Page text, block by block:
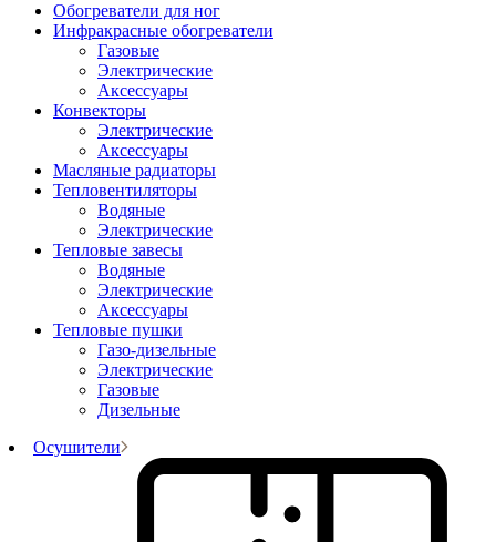
Обогреватели для ног
Инфракрасные обогреватели
Газовые
Электрические
Аксессуары
Конвекторы
Электрические
Аксессуары
Масляные радиаторы
Тепловентиляторы
Водяные
Электрические
Тепловые завесы
Водяные
Электрические
Аксессуары
Тепловые пушки
Газо-дизельные
Электрические
Газовые
Дизельные
Осушители